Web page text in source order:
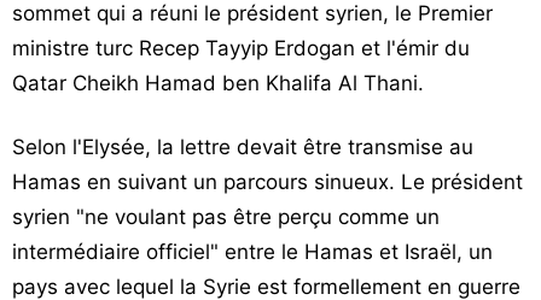
sommet qui a réuni le président syrien, le Premier
ministre turc Recep Tayyip Erdogan et l'émir du
Qatar Cheikh Hamad ben Khalifa Al Thani.
Selon l'Elysée, la lettre devait être transmise au
Hamas en suivant un parcours sinueux. Le président
syrien "ne voulant pas être perçu comme un
intermédiaire officiel" entre le Hamas et Israël, un
pays avec lequel la Syrie est formellement en guerre